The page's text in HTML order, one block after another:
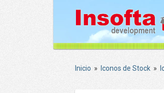
Inicio » Iconos de Stock »